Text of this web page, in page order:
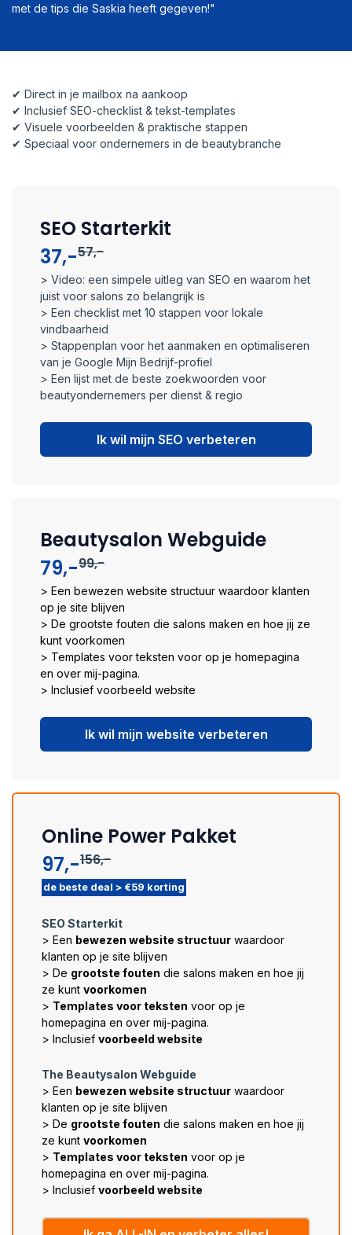
met de tips die Saskia heeft gegeven!"
✔ Direct in je mailbox na aankoop
✔ Inclusief SEO-checklist & tekst-templates
✔ Visuele voorbeelden & praktische stappen
✔ Speciaal voor ondernemers in de beautybranche
SEO Starterkit
37,-57,-
> Video: een simpele uitleg van SEO en waarom het
juist voor salons zo belangrijk is​
> Een checklist met 10 stappen voor lokale
vindbaarheid​
> Stappenplan voor het aanmaken en optimaliseren
van je Google Mijn Bedrijf-profiel
> Een lijst met de beste zoekwoorden voor
beautyondernemers per dienst & regio
Ik wil mijn SEO verbeteren
Beautysalon Webguide
79,-99,-
> Een bewezen website structuur waardoor klanten
op je site blijven​
> De grootste fouten die salons maken en hoe jij ze
kunt voorkomen​
> Templates voor teksten voor op je homepagina
en over mij-pagina.
> Inclusief voorbeeld website
Ik wil mijn website verbeteren
Online Power Pakket
97,-156,-
de beste deal > €59 korting
SEO Starterkit
> Een bewezen website structuur waardoor
klanten op je site blijven​
> De grootste fouten die salons maken en hoe jij
ze kunt voorkomen
> Templates voor teksten voor op je
homepagina en over mij-pagina.
> Inclusief voorbeeld website
The Beautysalon Webguide
> Een bewezen website structuur waardoor
klanten op je site blijven​
> De grootste fouten die salons maken en hoe jij
ze kunt voorkomen
> Templates voor teksten voor op je
homepagina en over mij-pagina.
> Inclusief voorbeeld website